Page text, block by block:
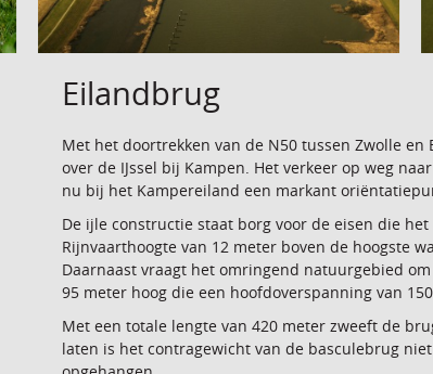
Eilandbrug
Met het doortrekken van de N50 tussen Zwolle
over de IJssel bij Kampen. Het verkeer op weg
nu bij het Kampereiland een markant
De ijle constructie staat borg voor de eisen die
Rijnvaarthoogte van 12 meter boven de hoogste
Daarnaast vraagt het omringend natuurgebied
95 meter hoog die een hoofdoverspanning van
Met een totale lengte van 420 meter zweeft de
laten is het contragewicht van de basculebrug